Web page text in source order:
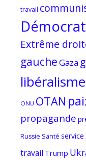
travail
Extrême
gaucheGaza
libéralisme
ONU OTAN
propagande
Russie Santé service
travail Trump